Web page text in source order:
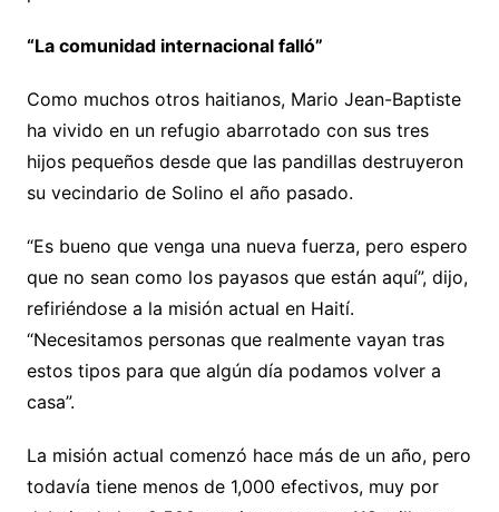
“La comunidad internacional falló”
Como muchos otros haitianos, Mario Jean-Baptiste
ha vivido en un refugio abarrotado con sus tres
hijos pequeños desde que las pandillas destruyeron
su vecindario de Solino el año pasado.
“Es bueno que venga una nueva fuerza, pero espero
que no sean como los payasos que están aquí”, dijo,
refiriéndose a la misión actual en Haití.
“Necesitamos personas que realmente vayan tras
estos tipos para que algún día podamos volver a
casa”.
La misión actual comenzó hace más de un año, pero
todavía tiene menos de 1,000 efectivos, muy por